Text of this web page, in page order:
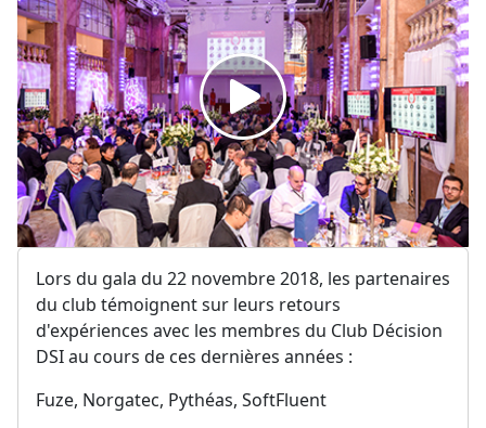
Lors du gala du 22 novembre 2018, les partenaires
du club témoignent sur leurs retours
d'expériences avec les membres du Club Décision
DSI au cours de ces dernières années :
Fuze, Norgatec, Pythéas, SoftFluent